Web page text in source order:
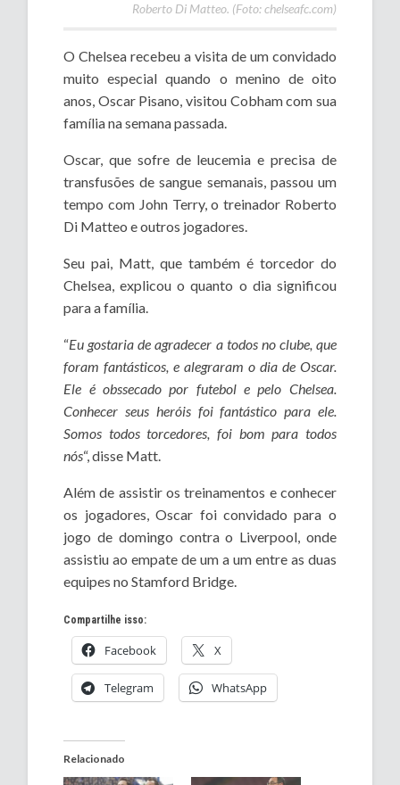
Roberto Di Matteo. (Foto: chelseafc.com)
O Chelsea recebeu a visita de um convidado
muito especial quando o menino de oito
anos, Oscar Pisano, visitou Cobham com sua
família na semana passada.
Oscar, que sofre de leucemia e precisa de
transfusões de sangue semanais, passou um
tempo com John Terry, o treinador Roberto
Di Matteo e outros jogadores.
Seu pai, Matt, que também é torcedor do
Chelsea, explicou o quanto o dia significou
para a família.
“Eu gostaria de agradecer a todos no clube, que
foram fantásticos, e alegraram o dia de Oscar.
Ele é obssecado por futebol e pelo Chelsea.
Conhecer seus heróis foi fantástico para ele.
Somos todos torcedores, foi bom para todos
nós“, disse Matt.
Além de assistir os treinamentos e conhecer
os jogadores, Oscar foi convidado para o
jogo de domingo contra o Liverpool, onde
assistiu ao empate de um a um entre as duas
equipes no Stamford Bridge.
Compartilhe isso:
Facebook X
Telegram WhatsApp
Relacionado